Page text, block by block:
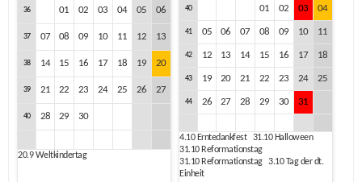
36 01 02 03 04 05 06
37 07 08 09 10 11 12 13
38 14 15 16 17 18 19 20
39 21 22 23 24 25 26 27
40 28 29 30
20.9Weltkindertag
40 01 02 03 04
41 05 06 07 08 09 10 11
42 12 13 14 15 16 17 18
43 19 20 21 22 23 24 25
44 26 27 28 29 30 31
4.10Erntedankfest 31.10Halloween
31.10Reformationstag
31.10Reformationstag 3.10Tag der dt.
Einheit